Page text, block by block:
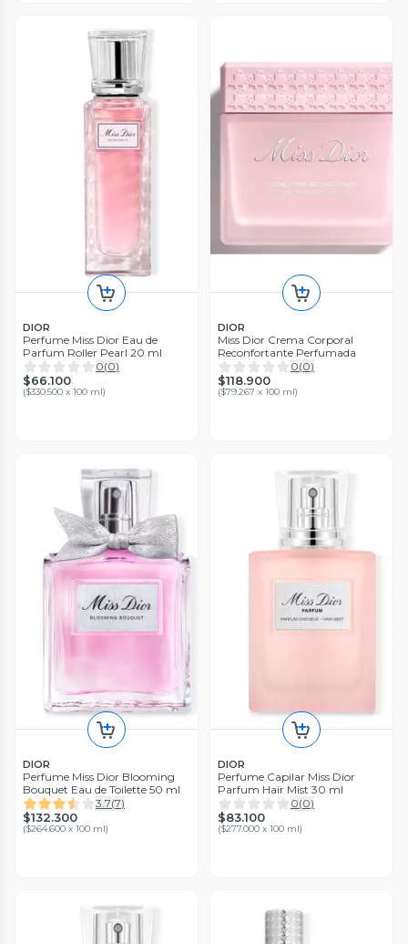
DIOR
Perfume Miss Dior Eau de
Parfum Roller Pearl 20 ml
0(0)
$66.100
($330.500 x 100 ml)
DIOR
Miss Dior Crema Corporal
Reconfortante Perfumada
0(0)
$118.900
($79.267 x 100 ml)
DIOR
Perfume Miss Dior Blooming
Bouquet Eau de Toilette 50 ml
3.7(7)
$132.300
($264.600 x 100 ml)
DIOR
Perfume Capilar Miss Dior
Parfum Hair Mist 30 ml
0(0)
$83.100
($277.000 x 100 ml)